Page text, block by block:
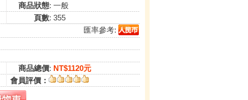
商品狀態: 一般
頁數: 355
匯率參考:
商品總價: NT$1120元
會員評價：